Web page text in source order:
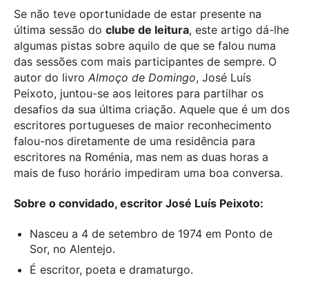
Se não teve oportunidade de estar presente na
última sessão do clube de leitura, este artigo dá-lhe
algumas pistas sobre aquilo de que se falou numa
das sessões com mais participantes de sempre. O
autor do livro Almoço de Domingo, José Luís
Peixoto, juntou-se aos leitores para partilhar os
desafios da sua última criação. Aquele que é um dos
escritores portugueses de maior reconhecimento
falou-nos diretamente de uma residência para
escritores na Roménia, mas nem as duas horas a
mais de fuso horário impediram uma boa conversa.
Sobre o convidado, escritor José Luís Peixoto:
Nasceu a 4 de setembro de 1974 em Ponto de
Sor, no Alentejo.
É escritor, poeta e dramaturgo.